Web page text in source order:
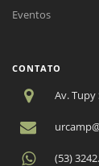
Eventos
CONTATO
Av. Tupy
(53)